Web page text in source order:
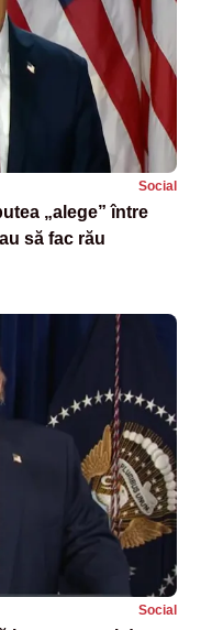
Social
„alege” între
să fac rău
Social